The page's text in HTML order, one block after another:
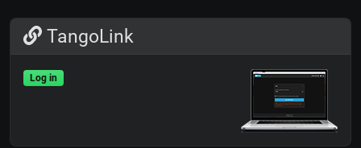
TangoLink
Log in